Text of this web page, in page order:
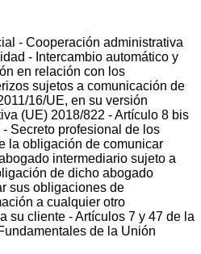
- Cooperación administrativa
- Intercambio automático y
en relación con los
sujetos a comunicación de
16/UE, en su versión
(UE) 2018/822 - Artículo 8 bis
Secreto profesional de los
la obligación de comunicar
intermediario sujeto a
de dicho abogado
sus obligaciones de
a cualquier otro
su cliente - Artículos 7 y 47 de la
de la Unión